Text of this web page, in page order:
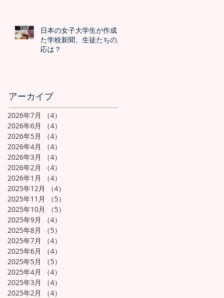
日本の女子大学生が作成し
た学校新聞、生徒たちの反
応は？
アーカイブ
2026年7月 （4）
2026年6月
（4）
2026年5月
（4）
2026年4月
（4）
2026年3月
（4）
2026年2月
（4）
2026年1月
（4）
2025年12月
（4）
2025年11月
（5）
2025年10月
（5）
2025年9月
（4）
2025年8月
（5）
2025年7月
（4）
2025年6月
（4）
2025年5月
（5）
2025年4月
（4）
2025年3月
（4）
2025年2月
（4）